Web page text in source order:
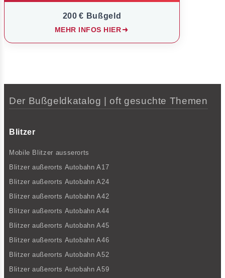
200 € Bußgeld
MEHR INFOS HIER
Der Bußgeldkatalog | oft gesuchte Themen
Blitzer
Mobile Blitzer ausserorts
Blitzer außerorts Autobahn A17
Blitzer außerorts Autobahn A24
Blitzer außerorts Autobahn A42
Blitzer außerorts Autobahn A44
Blitzer außerorts Autobahn A45
Blitzer außerorts Autobahn A46
Blitzer außerorts Autobahn A52
Blitzer außerorts Autobahn A59